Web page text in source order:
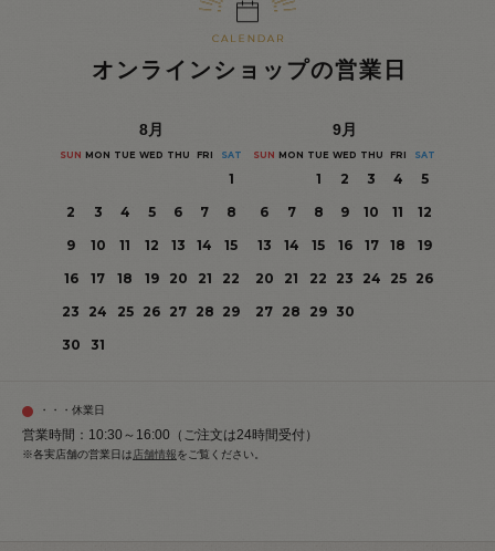
オンラインショップの営業日
8月
SUN MON TUE WED THU FRI SAT
1
2
3 4 5 6 7
8
9
10 11 12 13 14
15
16
17 18 19 20 21
22
23
24 25 26 27 28 29
30
31
9月
SUN MON TUE WED THU FRI SAT
1 2 3 4
5
6
7 8 9 10 11
12
13
14 15 16 17 18
19
20
21 22 23 24 25
26
27 28 29 30
・・・休業日
営業時間：10:30～16:00（ご注文は24時間受付）
※各実店舗の営業日は店舗情報をご覧ください。